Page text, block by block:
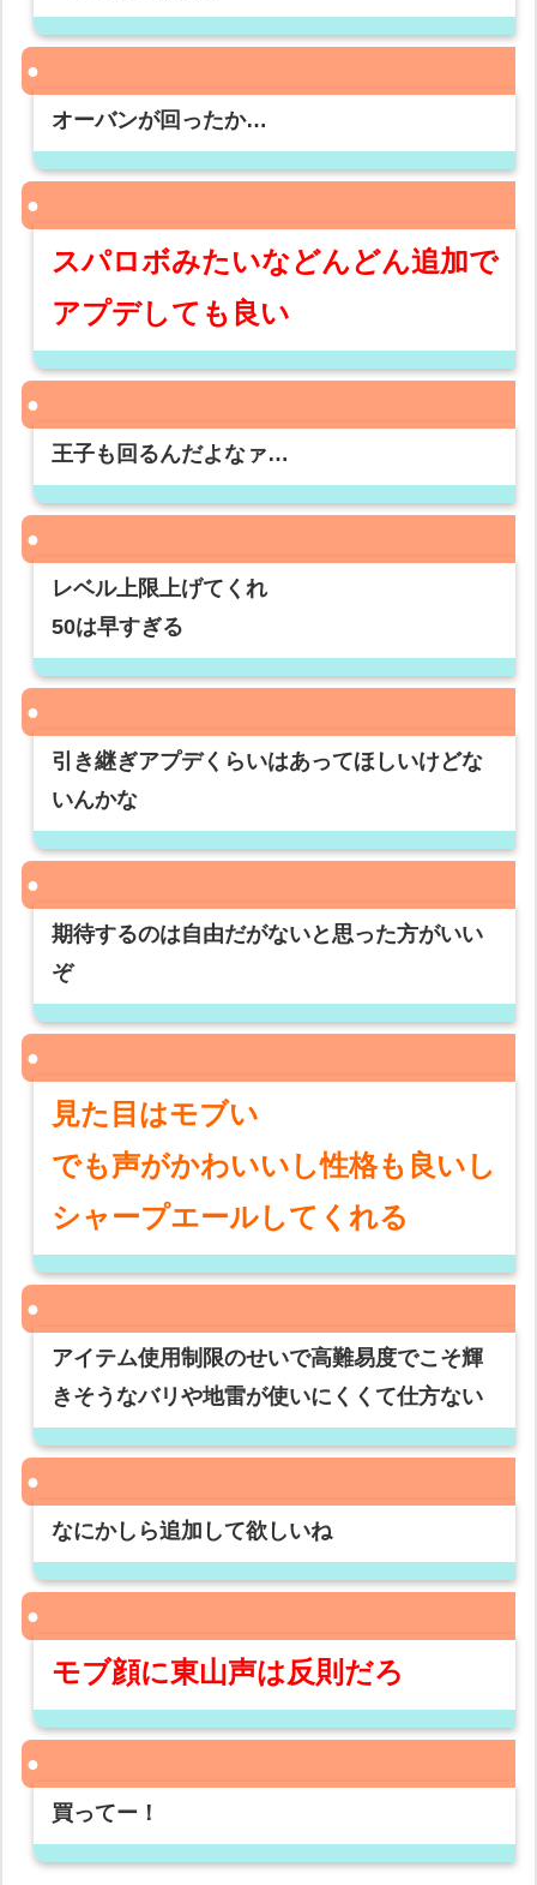
オーバンが回ったか…
スパロボみたいなどんどん追加で
アプデしても良い
王子も回るんだよなァ…
レベル上限上げてくれ
50は早すぎる
引き継ぎアプデくらいはあってほしいけどな
いんかな
期待するのは自由だがないと思った方がいい
ぞ
見た目はモブい
でも声がかわいいし性格も良いし
シャープエールしてくれる
アイテム使用制限のせいで高難易度でこそ輝
きそうなバリや地雷が使いにくくて仕方ない
なにかしら追加して欲しいね
モブ顔に東山声は反則だろ
買ってー！